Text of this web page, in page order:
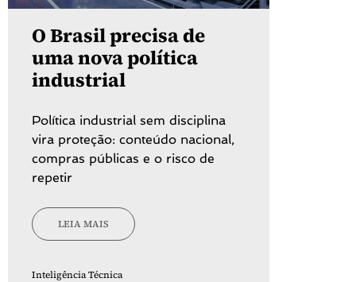
O Brasil precisa de
uma nova política
industrial
Política industrial sem disciplina
vira proteção: conteúdo nacional,
compras públicas e o risco de
repetir
LEIA MAIS
Inteligência Técnica